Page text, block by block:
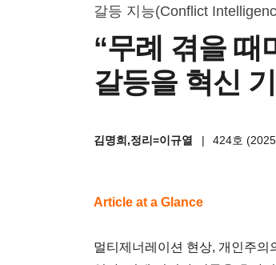
갈등 지능(Conflict
“무례 겪을 때
갈등을 혁신
김명희,정리=이규열 | 424호
Article at a Glance
멀티제너레이션 현상, 개인주의